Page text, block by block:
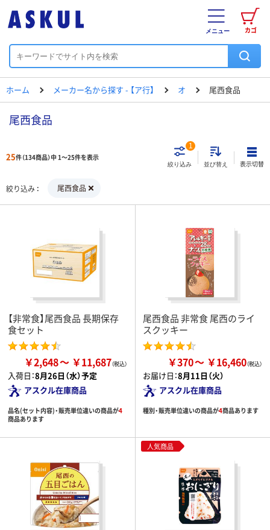
カゴ
メニュー
ホーム メーカー名から探す - 【ア行】 オ 尾西食品
尾西食品
25件（134商品）中 1～25件を表示
絞り込み
1
並び替え 表示切替
絞り込み 尾西食品
【非常食】尾西食品 長期保存
食セット
￥2,648 ￥11,687
入荷日：8月26日（水）予定
アスクル在庫商品
品名(セット内容)・販売単位違いの商品が4
商品あります
尾西食品 非常食 尾西のライ
スクッキー
￥370 ￥16,460
お届け日：8月11日（火）
アスクル在庫商品
種別・販売単位違いの商品が4商品あります
人気商品